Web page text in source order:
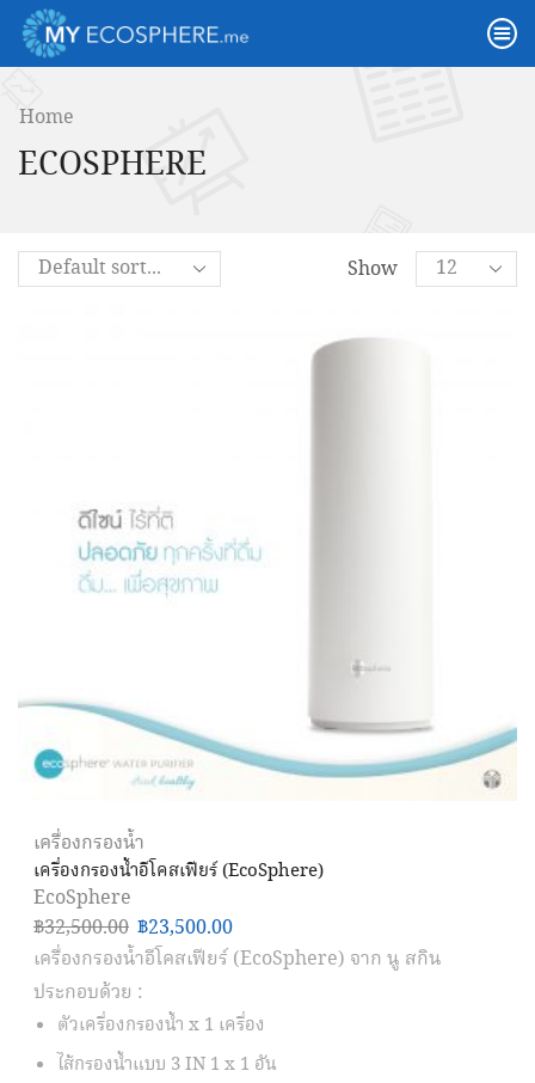
Home
ECOSPHERE
Show
เครื่องกรองน้ำ
เครื่องกรองน้ำอีโคสเฟียร์ (EcoSphere)
EcoSphere
฿32,500.00 ฿23,500.00
เครื่องกรองน้ำอีโคสเฟียร์ (EcoSphere) จาก นู สกิน
ประกอบด้วย :
ตัวเครื่องกรองน้ำ x 1 เครื่อง
ไส้กรองน้ำแบบ 3 IN 1 x 1 อัน